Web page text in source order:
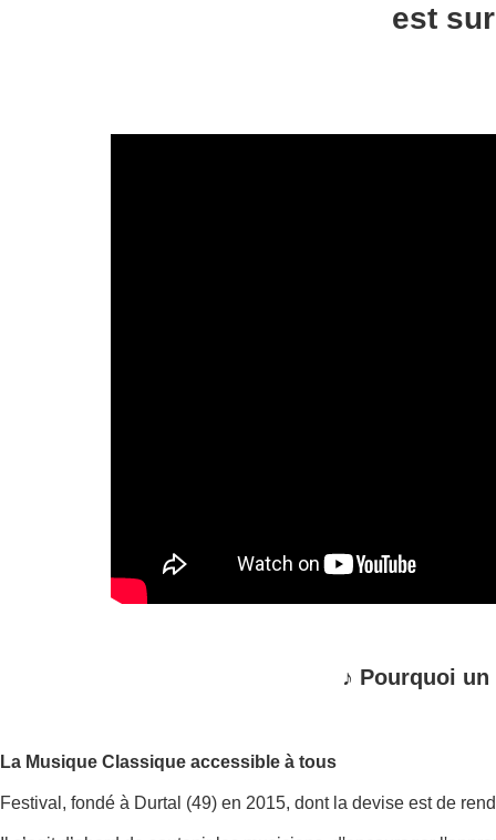
est
♪ Pourquoi un
La Musique Classique accessible à tous
Festival, fondé à Durtal (49) en 2015, dont la devise est de